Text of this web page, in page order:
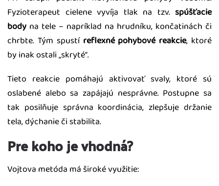
Fyzioterapeut cielene vyvíja tlak na tzv. spúšťacie
body na tele – napríklad na hrudníku, končatinách či
chrbte. Tým spustí reflexné pohybové reakcie, ktoré
by inak ostali „skryté“.
Tieto reakcie pomáhajú aktivovať svaly, ktoré sú
oslabené alebo sa zapájajú nesprávne. Postupne sa
tak posilňuje správna koordinácia, zlepšuje držanie
tela, dýchanie či stabilita.
Pre koho je vhodná?
Vojtova metóda má široké využitie: